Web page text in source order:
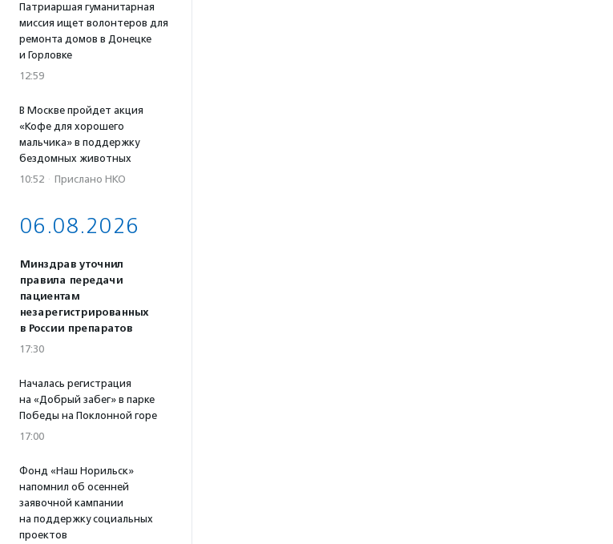
Патриаршая гуманитарная
миссия ищет волонтеров для
ремонта домов в Донецке
и Горловке
12:59
В Москве пройдет акция
«Кофе для хорошего
мальчика» в поддержку
бездомных животных
10:52 · Прислано НКО
06.08.2026
Минздрав уточнил
правила передачи
пациентам
незарегистрированных
в России препаратов
17:30
Началась регистрация
на «Добрый забег» в парке
Победы на Поклонной горе
17:00
Фонд «Наш Норильск»
напомнил об осенней
заявочной кампании
на поддержку социальных
проектов